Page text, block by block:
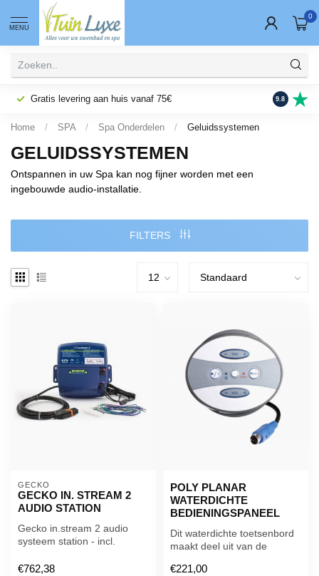
MENU
0
Gratis levering aan huis vanaf 75€ Fysieke
9.8
Home / SPA / Spa Onderdelen / Geluidssystemen
GELUIDSSYSTEMEN
Ontspannen in uw Spa kan nog fijner worden met een
ingebouwde audio-installatie.
FILTERS
GECKO
GECKO IN. STREAM 2
AUDIO STATION
Gecko in.stream 2 audio
systeem station - incl.
Conne...
€762,38
POLY PLANAR
WATERDICHTE
BEDIENINGSPANEEL
Dit waterdichte toetsenbord
maakt deel uit van de
Mari...
€221,00